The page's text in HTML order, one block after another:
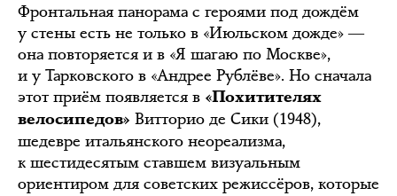
Фронтальная панорама с героями под дождём
у стены есть не только в «Июльском дожде» ―
она повторяется и в «Я шагаю по Москве»,
и у Тарковского в «Андрее Рублёве». Но сначала
этот приём появляется в «Похитителях
велосипедов» Витторио де Сики (1948),
шедевре итальянского неореализма,
к шестидесятым ставшем визуальным
ориентиром для советских режиссёров, которые